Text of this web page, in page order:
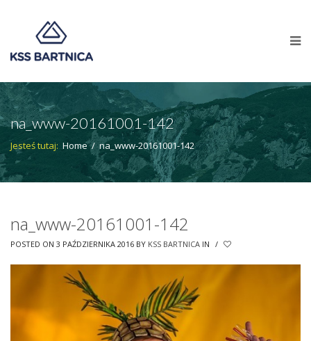
na_www-20161001-142
Jesteś tutaj: Home / na_www-20161001-142
na_www-20161001-142
POSTED ON 3 PAŹDZIERNIKA 2016 BY KSS BARTNICA IN /